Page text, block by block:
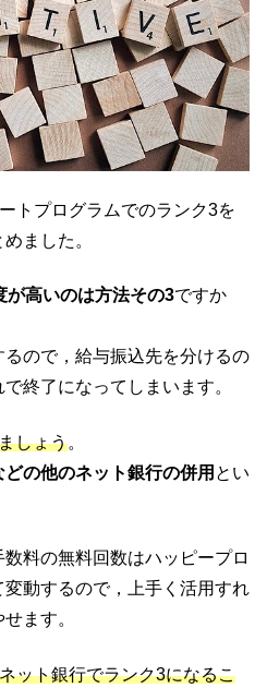
トプログラムでのランク3を
ました。
が高いのは方法その3ですか
ので，給与振込先を分けるの
終了になってしまいます。
しょう。
の他のネット銀行の併用 とい
料の無料回数はハッピープロ
動するので，上手く活用すれ
ます。
ット銀行でランク3になるこ